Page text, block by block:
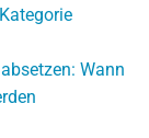
Wann